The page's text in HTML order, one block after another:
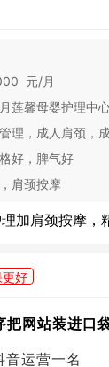
元/月
莲馨母婴护理中
理，成人肩颈，
好，脾气好
肩颈按摩
加肩颈按摩，
更好
网站装进口
音运营一名